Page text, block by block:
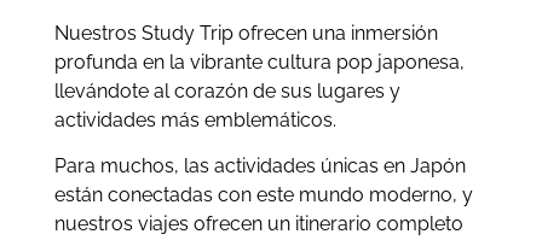
Nuestros Study Trip ofrecen una inmersión
profunda en la vibrante cultura pop japonesa,
llevándote al corazón de sus lugares y
actividades más emblemáticos.
Para muchos, las actividades únicas en Japón
están conectadas con este mundo moderno, y
nuestros viajes ofrecen un itinerario completo